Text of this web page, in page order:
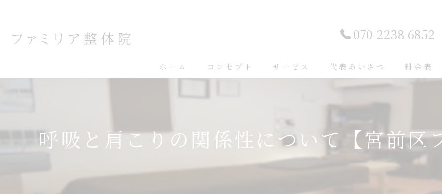
070-2238-6852
ホーム コンセプト サービス 代表あいさつ 料金表
呼吸と肩こりの関係性について【宮前区